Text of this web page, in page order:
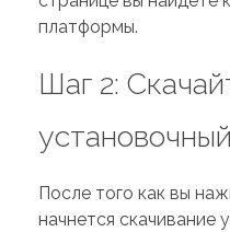
платформы.
Шаг 2:
После того как вы
начнется скачивание